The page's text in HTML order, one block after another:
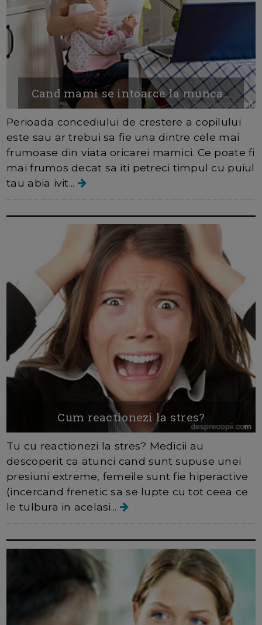
Cand mami se intoarce la munca...
Perioada concediului de crestere a copilului
este sau ar trebui sa fie una dintre cele mai
frumoase din viata oricarei mamici. Ce poate fi
mai frumos decat sa iti petreci timpul cu puiul
tau abia ivit...
Cum reactionezi la stres?
Tu cu reactionezi la stres? Medicii au
descoperit ca atunci cand sunt supuse unei
presiuni extreme, femeile sunt fie hiperactive
(incercand frenetic sa se lupte cu tot ceea ce
le tulbura in acelasi...